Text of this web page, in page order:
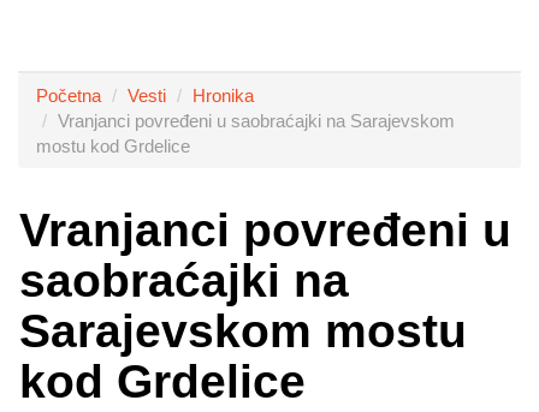
Početna Vesti
Hronika
Vranjanci povređeni u saobraćajki na Sarajevskom
mostu kod Grdelice
Vranjanci povređeni u
saobraćajki na
Sarajevskom mostu
kod Grdelice